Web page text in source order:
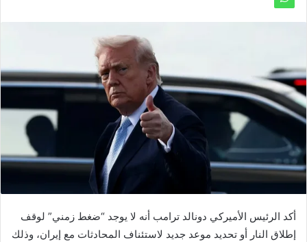
أكد الرئيس الأميركي دونالد ترامب أنه لا يوجد “ضغط زمني” لوقف
إطلاق النار أو تحديد موعد جديد لاستئناف المحادثات مع إيران، وذلك